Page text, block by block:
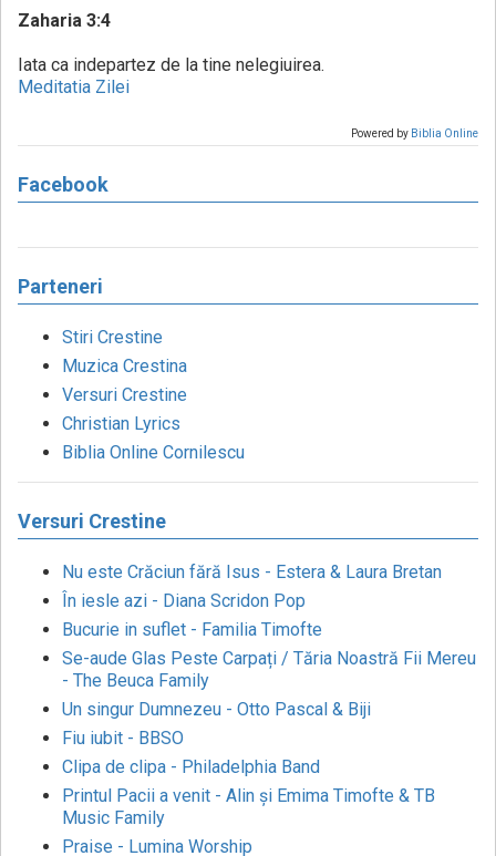
Zaharia 3:4
Iata ca indepartez de la tine nelegiuirea.
Meditatia Zilei
Powered by Biblia Online
Facebook
Parteneri
Stiri Crestine
Muzica Crestina
Versuri Crestine
Christian Lyrics
Biblia Online Cornilescu
Versuri Crestine
Nu este Crăciun fără Isus - Estera & Laura Bretan
În iesle azi - Diana Scridon Pop
Bucurie in suflet - Familia Timofte
Se-aude Glas Peste Carpați / Tăria Noastră Fii Mereu
- The Beuca Family
Un singur Dumnezeu - Otto Pascal & Biji
Fiu iubit - BBSO
Clipa de clipa - Philadelphia Band
Printul Pacii a venit - Alin și Emima Timofte & TB
Music Family
Praise - Lumina Worship